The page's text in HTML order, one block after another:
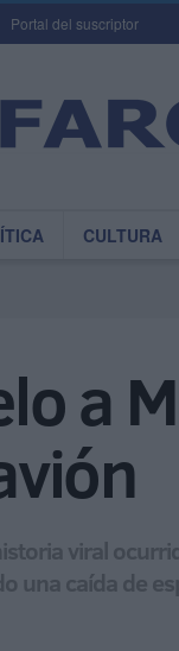
Portal del suscriptor
CULTURA
a
viral
una caída de